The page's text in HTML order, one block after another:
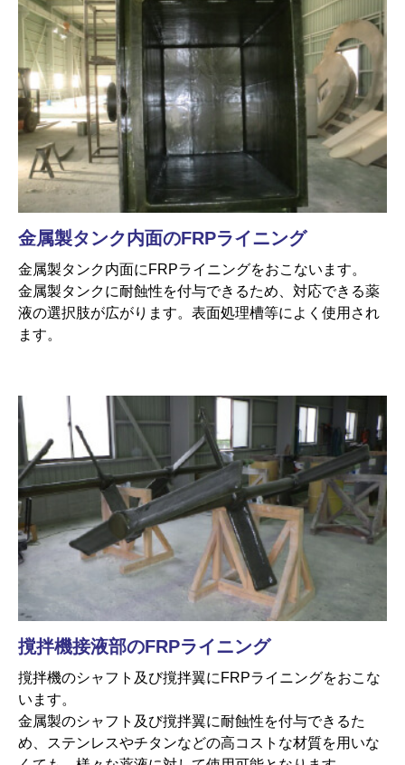
金属製タンク内面のFRPライニング
金属製タンク内面にFRPライニングをおこないます。
金属製タンクに耐蝕性を付与できるため、対応できる薬
液の選択肢が広がります。表面処理槽等によく使用され
ます。
撹拌機接液部のFRPライニング
撹拌機のシャフト及び撹拌翼にFRPライニングをおこな
います。
金属製のシャフト及び撹拌翼に耐蝕性を付与できるた
め、ステンレスやチタンなどの高コストな材質を用いな